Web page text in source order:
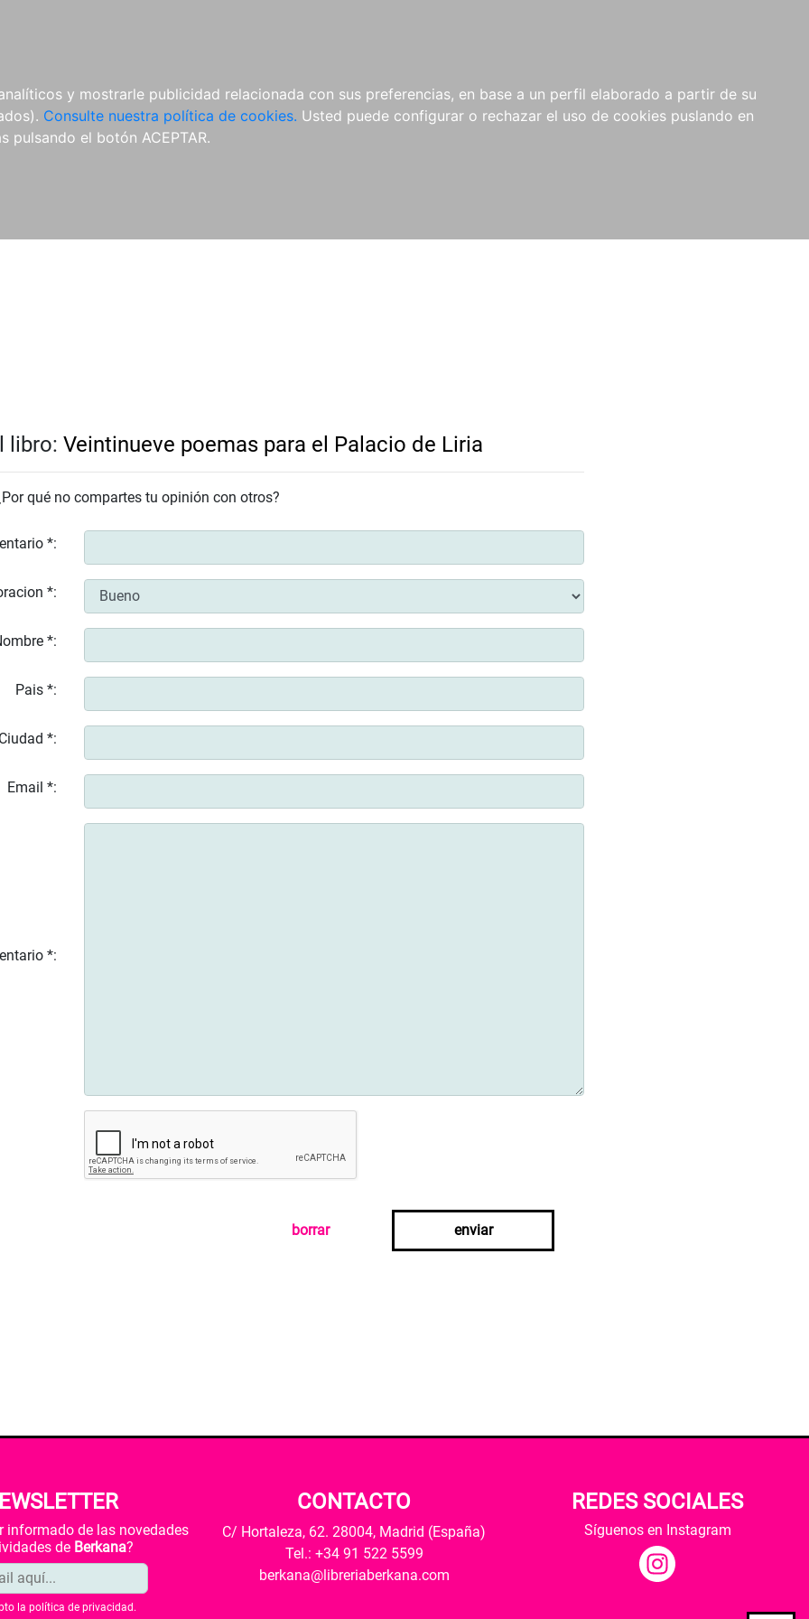
y mostrarle publicidad relacionada con sus preferencias, en base a un perfil elaborado a partir de su
Consulte nuestra política de cookies. Usted puede configurar o rechazar el uso de cookies puslando en
pulsando el botón ACEPTAR.
libro: Veintinueve poemas para el Palacio de Liria
qué no compartes tu opinión con otros?
*:
*:
*:
Pais *:
*:
Email *:
*:
borrar enviar
informado de las novedades
de Berkana?
la política de privacidad .
CONTACTO
C/ Hortaleza, 62. 28004, Madrid (España)
Tel.: +34 91 522 5599
berkana@libreriaberkana.com
REDES SOCIALES
Síguenos en Instagram